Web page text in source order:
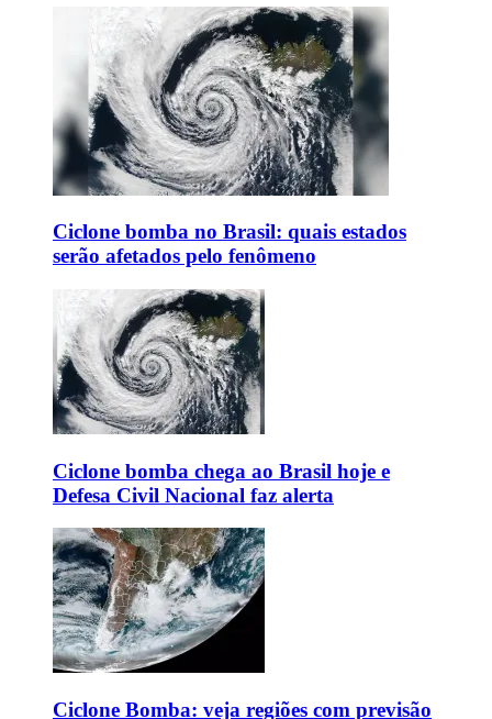
Ciclone bomba no Brasil: quais estados
serão afetados pelo fenômeno
Ciclone bomba chega ao Brasil hoje e
Defesa Civil Nacional faz alerta
Ciclone Bomba: veja regiões com previsão